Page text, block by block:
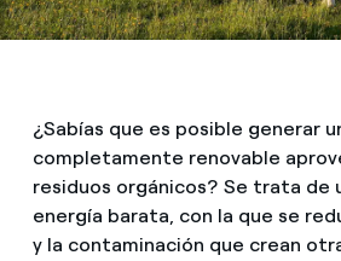
¿Sabías que es posible generar
completamente renovable
residuos orgánicos? Se trata de
energía barata, con la que se
y la contaminación que crean